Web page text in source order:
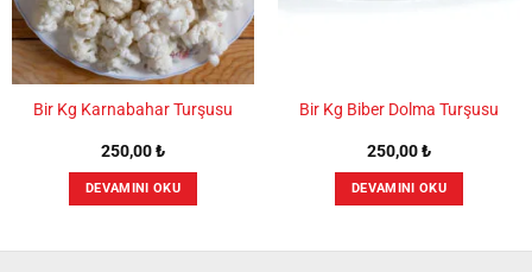
Bir Kg Karnabahar Turşusu
250,00₺
DEVAMINI OKU
Bir Kg Biber Dolma Turşusu
250,00₺
DEVAMINI OKU